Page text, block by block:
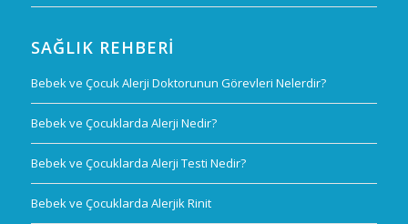
SAĞLIK REHBERI
Bebek ve Çocuk Alerji Doktorunun Görevleri Nelerdir?
Bebek ve Çocuklarda Alerji Nedir?
Bebek ve Çocuklarda Alerji Testi Nedir?
Bebek ve Çocuklarda Alerjik Rinit